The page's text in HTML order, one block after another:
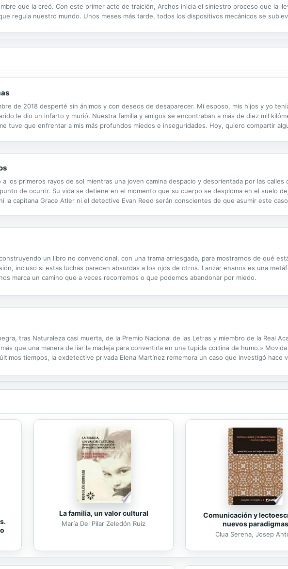
que la creó. Con este primer acto de traición, Archos inicia el siniestro proceso que la
regula nuestro mundo. Unos meses más tarde, todos los dispositivos mecánicos se
de 2018 desperté sin ánimos y con deseos de desaparecer. Mi esposo, mis hijos y yo
le dio un infarto y murió. Nuestra familia y amigos se encontraban a más de diez mil
tuve que enfrentar a mis más profundos miedos e inseguridades. Hoy, quiero compartir
a los primeros rayos de sol mientras una joven camina despacio y desorientada por las
de ocurrir. Su vida se detiene en el momento que su cuerpo se desploma en el suelo
la capitana Grace Atler ni el detective Evan Reed serán conscientes de que asumir este
un libro no convencional, con una trama arriesgada, para mostrarnos de qué
incluso si estas luchas parecen absurdas a los ojos de otros. Lanzar enanos es una
marca un camino que a veces recorremos o que podemos abandonar por miedo.
tras Naturaleza casi muerta, de la Premio Nacional de las Letras y miembro de la Real
que una manera de liar la madeja para convertirla en una tupida cortina de humo.»
tiempos, la exdetective privada Elena Martínez rememora un caso que investigó hace
La familia, un valor cultural
María Del Pilar Zeledón Ruiz
Comunicación y
nuevos paradigmas
Clua Serena, Josep